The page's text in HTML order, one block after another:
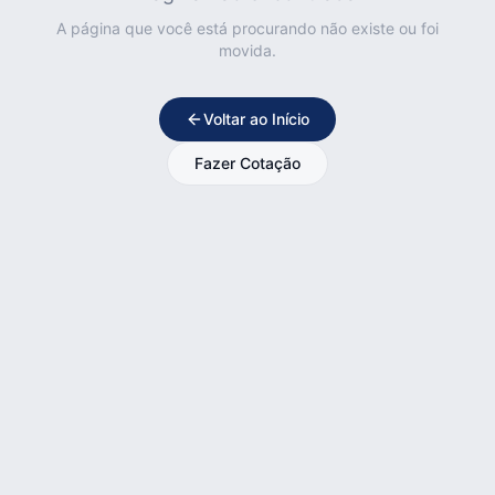
A página que você está procurando não existe ou foi
movida.
Voltar ao Início
Fazer Cotação